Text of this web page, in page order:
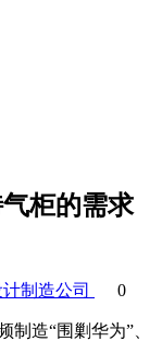
柜的需求
制造公司 0
造“围剿华为”、